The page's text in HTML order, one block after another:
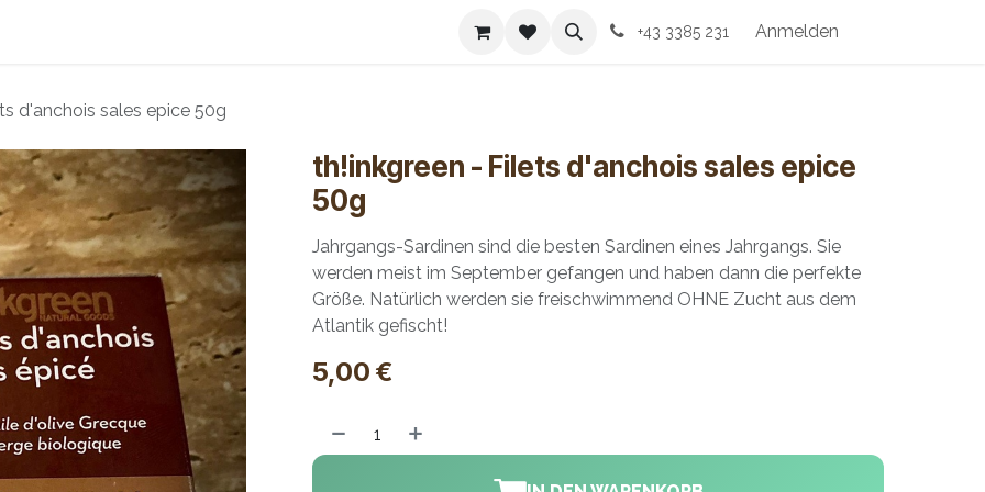
Impressum +43 3385 231 Anmelden
d'anchois sales epice 50g
th!inkgreen - Filets d'anchois sales epice
50g
Jahrgangs-Sardinen sind die besten Sardinen eines Jahrgangs. Sie
werden meist im September gefangen und haben dann die perfekte
Größe. Natürlich werden sie freischwimmend OHNE Zucht aus dem
Atlantik gefischt!
5,00 €